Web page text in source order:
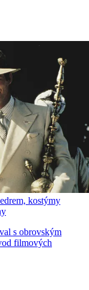
kostýmy
s obrovským
filmových